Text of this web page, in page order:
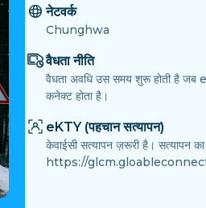
नेटवर्क
Chunghwa
वैधता नीति
वैधता अवधि उस समय शुरू होती है जब
कनेक्ट होता है।
eKTY (पहचान सत्यापन)
केवाईसी सत्यापन ज़रूरी है। सत्यापन का
https://